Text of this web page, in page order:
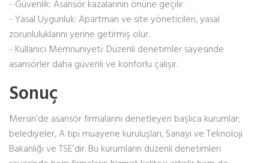
- Güvenlik: Asansör kazalarının önüne geçilir.
- Yasal Uygunluk: Apartman ve site yöneticileri, yasal
zorunluluklarını yerine getirmiş olur.
- Kullanıcı Memnuniyeti: Düzenli denetimler sayesinde
asansörler daha güvenli ve konforlu çalışır.
Sonuç
Mersin’de asansör firmalarını denetleyen başlıca kurumlar;
belediyeler, A tipi muayene kuruluşları, Sanayi ve Teknoloji
Bakanlığı ve TSE’dir. Bu kurumların düzenli denetimleri